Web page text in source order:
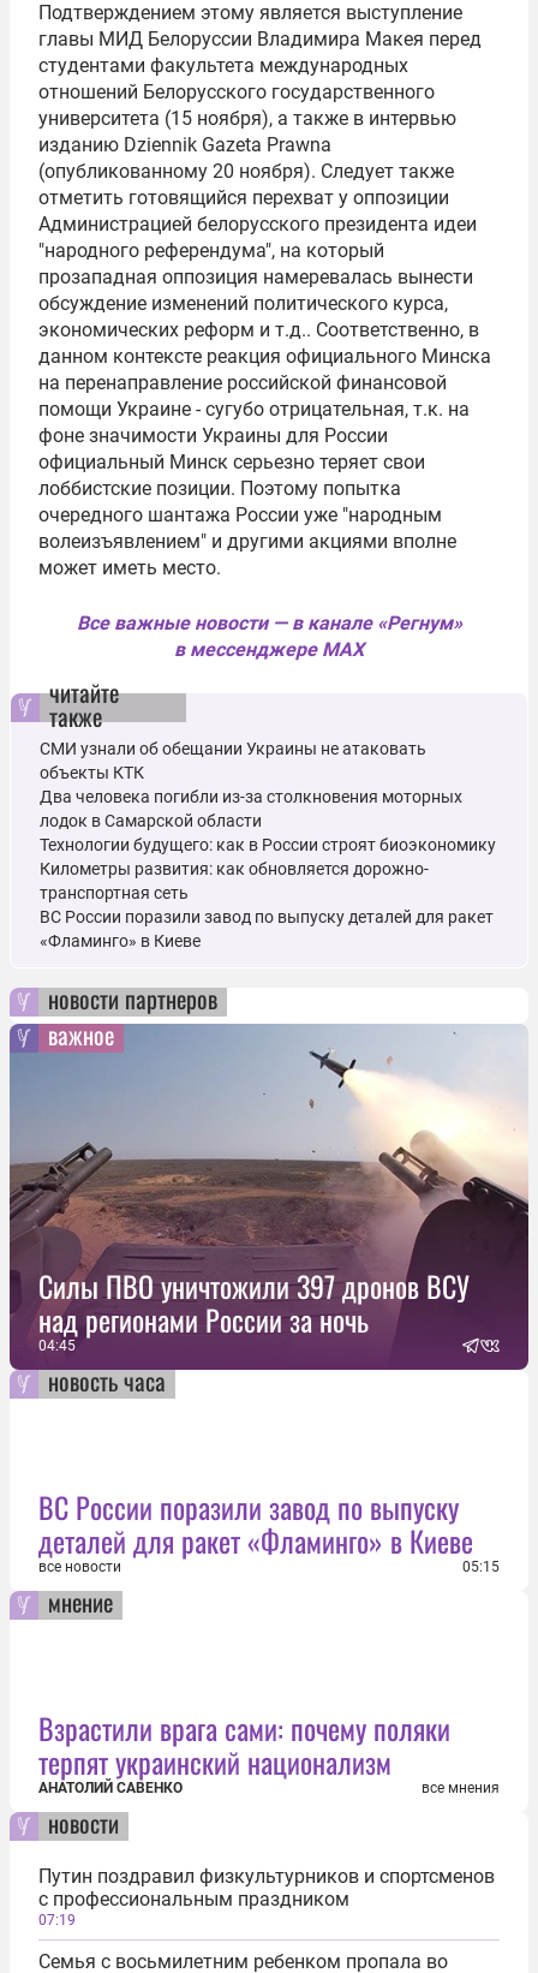
Подтверждением этому является выступление
главы МИД Белоруссии Владимира Макея перед
студентами факультета международных
отношений Белорусского государственного
университета (15 ноября), а также в интервью
изданию Dziennik Gazeta Prawna
(опубликованному 20 ноября). Следует также
отметить готовящийся перехват у оппозиции
Администрацией белорусского президента идеи
"народного референдума", на который
прозападная оппозиция намеревалась вынести
обсуждение изменений политического курса,
экономических реформ и т.д.. Соответственно, в
данном контексте реакция официального Минска
на перенаправление российской финансовой
помощи Украине - сугубо отрицательная, т.к. на
фоне значимости Украины для России
официальный Минск серьезно теряет свои
лоббистские позиции. Поэтому попытка
очередного шантажа России уже "народным
волеизъявлением" и другими акциями вполне
может иметь место.
Все важные новости — в канале «Регнум»
в мессенджере MAX
читайте
также
СМИ узнали об обещании Украины не атаковать
объекты КТК
Два человека погибли из-за столкновения моторных
лодок в Самарской области
Технологии будущего: как в России строят биоэкономику
Километры развития: как обновляется дорожно-
транспортная сеть
ВС России поразили завод по выпуску деталей для ракет
«Фламинго» в Киеве
новости партнеров
важное
Силы ПВО уничтожили 397 дронов ВСУ
над регионами России за ночь
04:45
новость часа
ВС России поразили завод по выпуску
деталей для ракет «Фламинго» в Киеве
все новости 05:15
мнение
Взрастили врага сами: почему поляки
терпят украинский национализм
АНАТОЛИЙ САВЕНКО все мнения
новости
Путин поздравил физкультурников и спортсменов
с профессиональным праздником
07:19
Семья с восьмилетним ребенком пропала во